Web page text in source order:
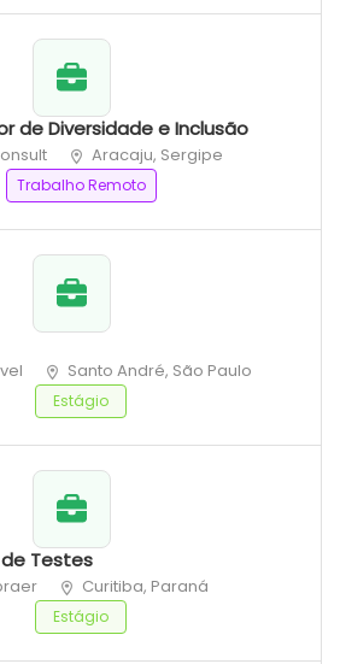
de Diversidade e Inclusão
Aracaju, Sergipe
Trabalho Remoto
Santo André, São Paulo
Estágio
Testes
Curitiba, Paraná
Estágio